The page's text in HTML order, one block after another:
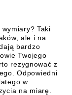
Taki
ale i na
bardzo
Twojego
rezygnować z
Odpowiedni
w
na miarę.